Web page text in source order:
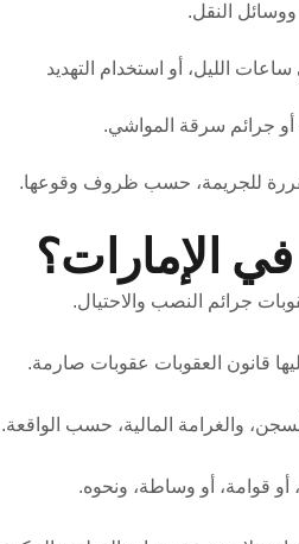
النقل.
لجرائم السرقة في ساعات الليل، أو استخدام التهديد
أو جرائم سرقة المواشي.
للجريمة، حسب ظروف وقوعها.
الإمارات؟
جرائم النصب والاحتيال.
قانون العقوبات عقوبات صارمة.
والغرامة المالية، حسب الواقعة.
قوامة، أو وساطة، ونحوه.